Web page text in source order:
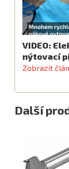
VIDEO:
nýtovací
Zobrazit
Další